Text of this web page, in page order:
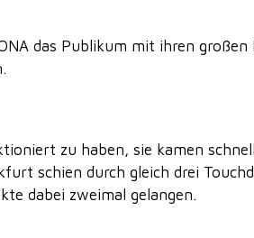
das Publikum mit ihren
zu haben, sie kamen
schien durch gleich drei
dabei zweimal gelangen.